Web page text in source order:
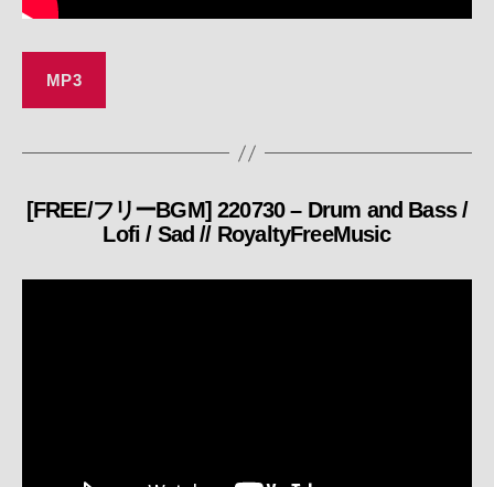
MP3
カ
テ
リ
[FREE/フリーBGM] 220730 – Drum and Bass /
Lofi / Sad // RoyaltyFreeMusic